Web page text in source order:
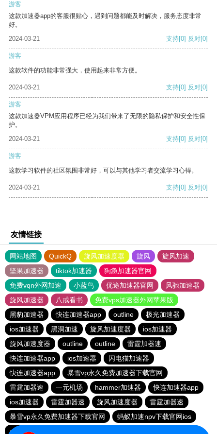
游客
这款加速器app的客服很贴心，遇到问题都能及时解决，服务态度非常
好。
2024-03-21
支持[0] 反对[0]
游客
这款软件的功能非常强大，使用起来非常方便。
2024-03-21 支持[0] 反对[0]
游客
这款加速器VPM应用程序已经为我们带来了无限的隐私保护和安全性保
护。
2024-03-21
支持[0] 反对[0]
游客
这款学习软件的社区氛围非常好，可以与其他学习者交流学习心得。
2024-03-21 支持[0] 反对[0]
友情链接
网站地图 QuickQ 旋风加速度器 旋风
旋风加速
坚果加速器
tiktok加速器
狗急加速器官网
免费vqn外网加速
小蓝鸟 优途加速器官网
风驰加速器
旋风加速器
八戒看书
免费vps加速器外网苹果版
黑豹加速器
快连加速器app outline
极光加速器
ios加速器
黑洞加速 旋风加速度器
ios加速器
旋风加速度器
outline outline
雷霆加器速
快连加速器app
ios加速器
闪电猫加速器
快连加速器app
暴雪vp永久免费加速器下载官网
雷霆加器速
一元机场 hammer加速器
快连加速器app
ios加速器
雷霆加器速 旋风加速度器
雷霆加器速
暴雪vp永久免费加速器下载官网
蚂蚁加速npv下载官网ios
outline